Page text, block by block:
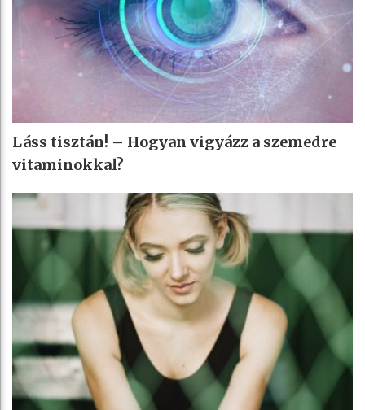
Láss tisztán! – Hogyan vigyázz a szemedre
vitaminokkal?